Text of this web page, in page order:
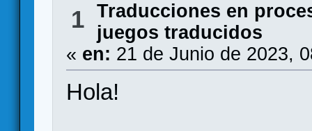
1 Traducciones en
juegos traducidos
« en: 21 de Junio de 2023,
Hola!